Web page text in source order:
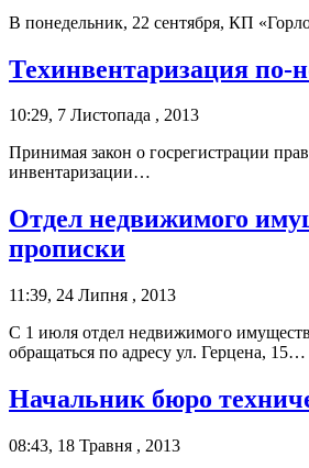
В понедельник, 22 сентября, КП
Техинвентаризация по-
10:29, 7 Листопада , 2013
Принимая закон о госрегистрации
инвентаризации…
Отдел недвижимого
прописки
11:39, 24 Липня , 2013
С 1 июля отдел недвижимого
обращаться по адресу ул. Герцена, 15…
Начальник бюро
08:43, 18 Травня , 2013